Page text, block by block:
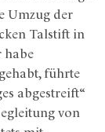
Umzug der
Talstift in
habe
führte
abgestreift“
von